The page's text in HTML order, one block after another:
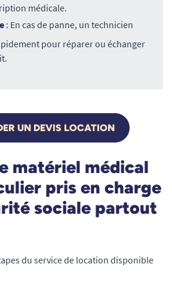
médicale.
: En cas de panne, un technicien
pour réparer ou échanger
UN DEVIS LOCATION
matériel médical
pris en charge
sociale partout
du service de location disponible